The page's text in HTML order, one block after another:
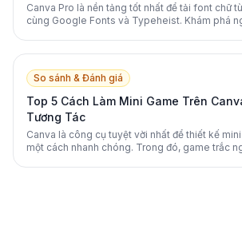
Canva Pro là nền tảng tốt nhất để tải font chữ
cùng Google Fonts và Typeheist. Khám phá
So sánh & Đánh giá
Top 5 Cách Làm Mini Game Trên
Tương Tác
Canva là công cụ tuyệt vời nhất để thiết kế
một cách nhanh chóng. Trong đó, game trắc